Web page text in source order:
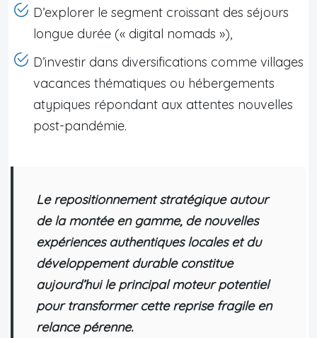
D’explorer le segment croissant des séjours
longue durée (« digital nomads »),
D’investir dans diversifications comme villages
vacances thématiques ou hébergements
atypiques répondant aux attentes nouvelles
post-pandémie.
Le repositionnement stratégique autour
de la montée en gamme, de nouvelles
expériences authentiques locales et du
développement durable constitue
aujourd’hui le principal moteur potentiel
pour transformer cette reprise fragile en
relance pérenne.